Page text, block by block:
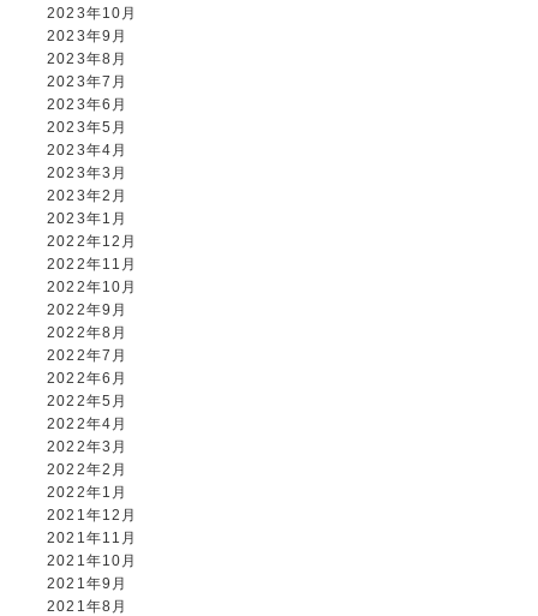
2023年10月
2023年9月
2023年8月
2023年7月
2023年6月
2023年5月
2023年4月
2023年3月
2023年2月
2023年1月
2022年12月
2022年11月
2022年10月
2022年9月
2022年8月
2022年7月
2022年6月
2022年5月
2022年4月
2022年3月
2022年2月
2022年1月
2021年12月
2021年11月
2021年10月
2021年9月
2021年8月